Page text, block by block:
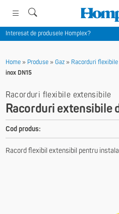
Interesat de produsele Homplex?
Home» Produse» Gaz» Racorduri
inox DN15
Racorduri flexibile extensibile
Racorduri extensibile
Cod produs:
Racord flexibil extensibil pentru